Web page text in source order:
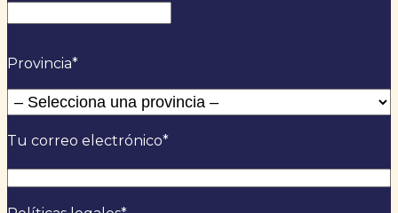
Provincia*
Tu correo electrónico*